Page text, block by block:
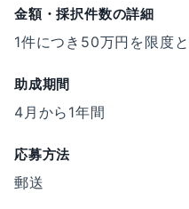
金額・採択件数の詳細
1件につき50万円を限度
助成期間
4月から1年間
応募方法
郵送